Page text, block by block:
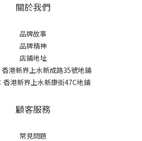
關於我們
品牌故事
品牌精神
店鋪地址
香港新界上水新成路35號地鋪
香港新界上水新康街47C地鋪
顧客服務
常見問題